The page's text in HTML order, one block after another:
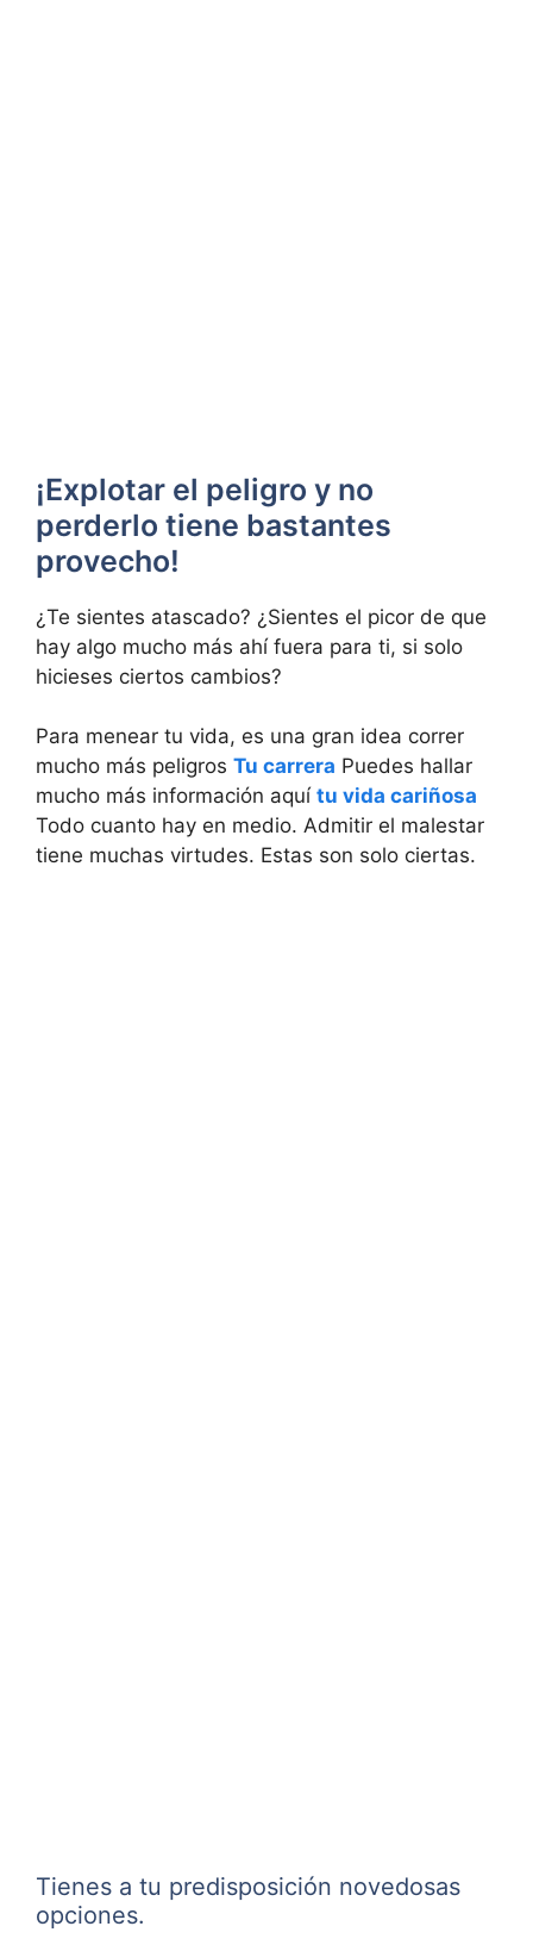
¡Explotar el peligro y no
perderlo tiene bastantes
provecho!
¿Te sientes atascado? ¿Sientes el picor de que
hay algo mucho más ahí fuera para ti, si solo
hicieses ciertos cambios?
Para menear tu vida, es una gran idea correr
mucho más peligros Tu carrera Puedes hallar
mucho más información aquí tu vida cariñosa
Todo cuanto hay en medio. Admitir el malestar
tiene muchas virtudes. Estas son solo ciertas.
Tienes a tu predisposición novedosas
opciones.